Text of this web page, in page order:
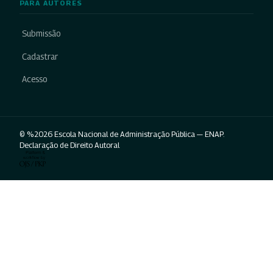
PARA AUTORES
Submissão
Cadastrar
Acesso
© %2026 Escola Nacional de Administração Pública — ENAP.
Declaração de Direito Autoral